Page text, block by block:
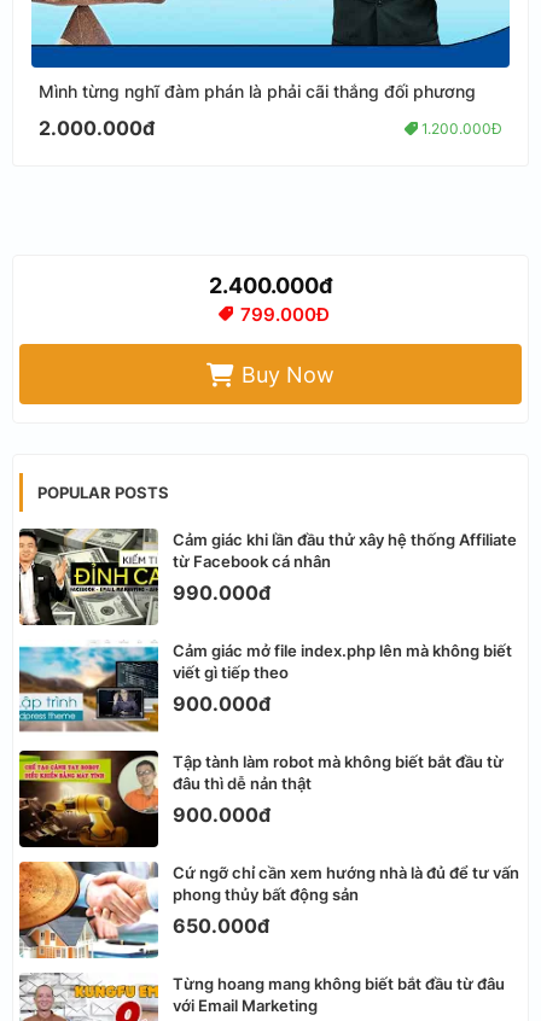
Mình từng nghĩ đàm phán là phải cãi thắng đối phương
2.000.000đ 1.200.000Đ
2.400.000đ
799.000Đ
Buy Now
POPULAR POSTS
Cảm giác khi lần đầu thử xây hệ thống Affiliate
từ Facebook cá nhân
990.000đ
Cảm giác mở file index.php lên mà không biết
viết gì tiếp theo
900.000đ
Tập tành làm robot mà không biết bắt đầu từ
đâu thì dễ nản thật
900.000đ
Cứ ngỡ chỉ cần xem hướng nhà là đủ để tư vấn
phong thủy bất động sản
650.000đ
Từng hoang mang không biết bắt đầu từ đâu
với Email Marketing